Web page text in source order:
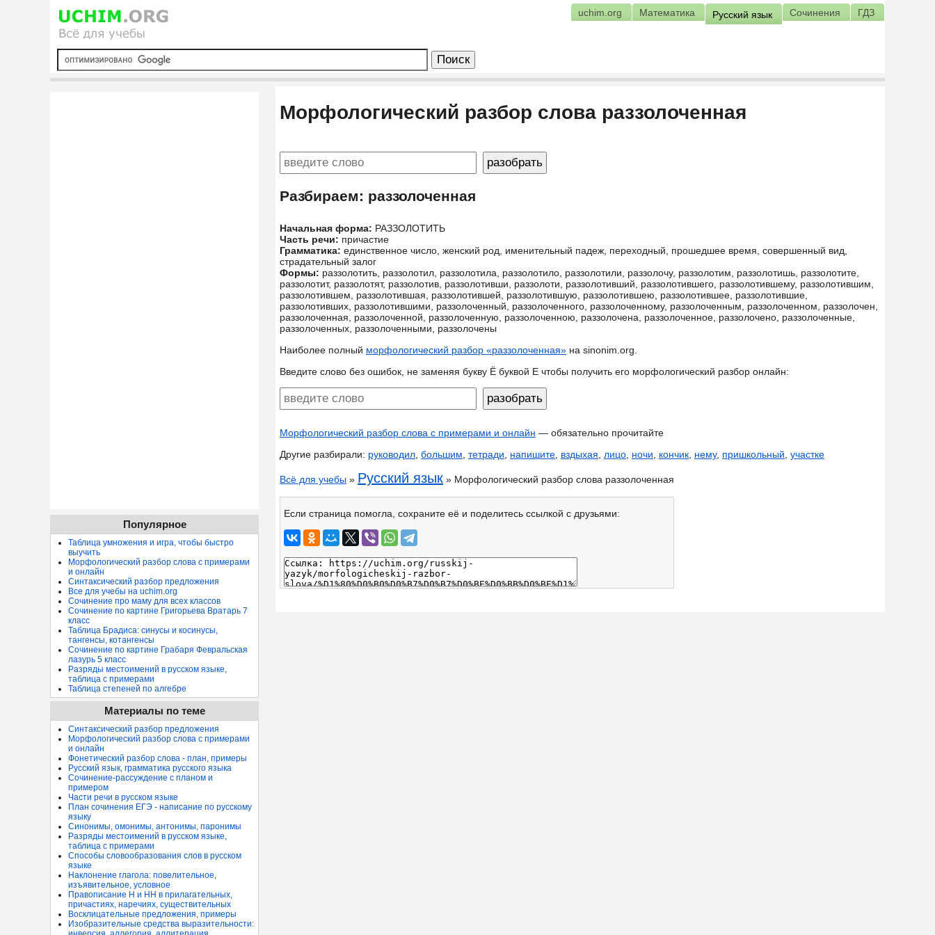
uchim.org Математика Русский язык Сочинения ГДЗ
Морфологический разбор слова раззолоченная
Разбираем: раззолоченная
Начальная форма: РАЗЗОЛОТИТЬ
Часть речи: причастие
Грамматика: единственное число, женский род, именительный падеж, переходный, прошедшее время, совершенный вид,
страдательный залог
Формы: раззолотить, раззолотил, раззолотила, раззолотило, раззолотили, раззолочу, раззолотим, раззолотишь, раззолотите,
раззолотит, раззолотят, раззолотив, раззолотивши, раззолоти, раззолотивший, раззолотившего, раззолотившему, раззолотившим,
раззолотившем, раззолотившая, раззолотившей, раззолотившую, раззолотившею, раззолотившее, раззолотившие,
раззолотивших, раззолотившими, раззолоченный, раззолоченного, раззолоченному, раззолоченным, раззолоченном, раззолочен,
раззолоченная, раззолоченной, раззолоченную, раззолоченною, раззолочена, раззолоченное, раззолочено, раззолоченные,
раззолоченных, раззолоченными, раззолочены
Наиболее полный морфологический разбор «раззолоченная» на sinonim.org.
Введите слово без ошибок, не заменяя букву Ё буквой Е чтобы получить его морфологический разбор онлайн:
Морфологический разбор слова с примерами и онлайн — обязательно прочитайте
Другие разбирали: руководил большим тетради напишите вздыхая лицо ночи кончик нему, пришкольный участке
Всё для учебы » Русский язык » Морфологический разбор слова раззолоченная
Если страница помогла, сохраните её и поделитесь ссылкой с друзьями:
Популярное
Таблица умножения и игра, чтобы быстро
выучить
Морфологический разбор слова с примерами
и онлайн
Синтаксический разбор предложения
Все для учебы на uchim.org
Сочинение про маму для всех классов
Сочинение по картине Григорьева Вратарь 7
класс
Таблица Брадиса: синусы и косинусы,
тангенсы, котангенсы
Сочинение по картине Грабаря Февральская
лазурь 5 класс
Разряды местоимений в русском языке,
таблица с примерами
Таблица степеней по алгебре
Материалы по теме
Синтаксический разбор предложения
Морфологический разбор слова с примерами
и онлайн
Фонетический разбор слова - план, примеры
Русский язык, грамматика русского языка
Сочинение-рассуждение с планом и
примером
Части речи в русском языке
План сочинения ЕГЭ - написание по русскому
языку
Синонимы, омонимы, антонимы, паронимы
Разряды местоимений в русском языке,
таблица с примерами
Способы словообразования слов в русском
языке
Наклонение глагола: повелительное,
изъявительное, условное
Правописание Н и НН в прилагательных,
причастиях, наречиях, существительных
Восклицательные предложения, примеры
Изобразительные средства выразительности: